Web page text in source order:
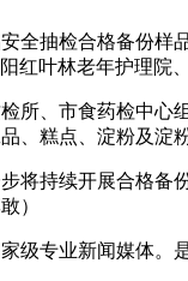
抽检合格备份样
红叶林老年护理
、市食药检中心
、糕点、淀粉及淀
持续开展合格备
）
专业新闻媒体。